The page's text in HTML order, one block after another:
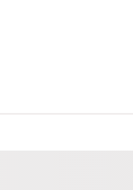
がんの